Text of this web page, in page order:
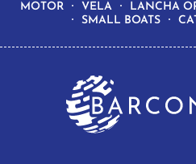
MOTOR VELA LANCHA
SMALL BOATS